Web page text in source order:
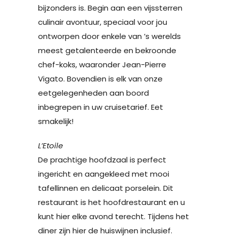
bijzonders is. Begin aan een vijssterren
culinair avontuur, speciaal voor jou
ontworpen door enkele van ’s werelds
meest getalenteerde en bekroonde
chef-koks, waaronder Jean-Pierre
Vigato. Bovendien is elk van onze
eetgelegenheden aan boord
inbegrepen in uw cruisetarief. Eet
smakelijk!
L’Etoile
De prachtige hoofdzaal is perfect
ingericht en aangekleed met mooi
tafellinnen en delicaat porselein. Dit
restaurant is het hoofdrestaurant en u
kunt hier elke avond terecht. Tijdens het
diner zijn hier de huiswijnen inclusief.